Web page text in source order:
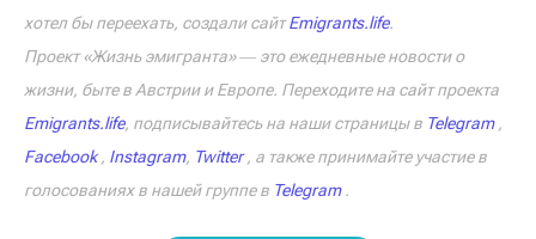
хотел бы переехать, создали сайтEmigrants.life.
Проект «Жизнь эмигранта» ― это ежедневные новости о
жизни, быте в Австрии и Европе. Переходите на сайт проекта
Emigrants.life, подписывайтесь на наши страницы в Telegram,
Facebook, Instagram, Twitter, а также принимайте участие в
голосованиях в нашей группе в Telegram.